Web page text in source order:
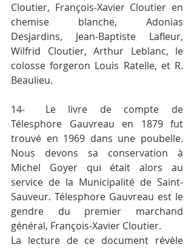
Cloutier, François-Xavier Cloutier en
chemise blanche, Adonias
Desjardins, Jean-Baptiste Lafleur,
Wilfrid Cloutier, Arthur Leblanc, le
colosse forgeron Louis Ratelle, et R.
Beaulieu.
14-	Le livre de compte de
Télesphore Gauvreau en 1879 fut
trouvé en 1969 dans une poubelle.
Nous devons sa conservation à
Michel Goyer qui était alors au
service de la Municipalité de Saint-
Sauveur. Télesphore Gauvreau est le
gendre du premier marchand
général, François-Xavier Cloutier.
La lecture de ce document révèle